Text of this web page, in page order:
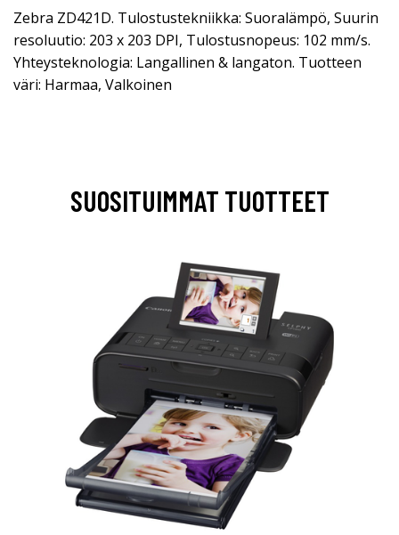
Zebra ZD421D. Tulostustekniikka: Suoralämpö, Suurin
resoluutio: 203 x 203 DPI, Tulostusnopeus: 102 mm/s.
Yhteysteknologia: Langallinen & langaton. Tuotteen
väri: Harmaa, Valkoinen
SUOSITUIMMAT TUOTTEET